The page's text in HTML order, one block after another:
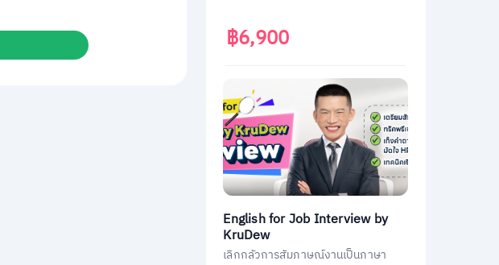
฿6,900
English for Job Interview by
KruDew
เลิกกลัวการสัมภาษณ์งานเป็นภาษา